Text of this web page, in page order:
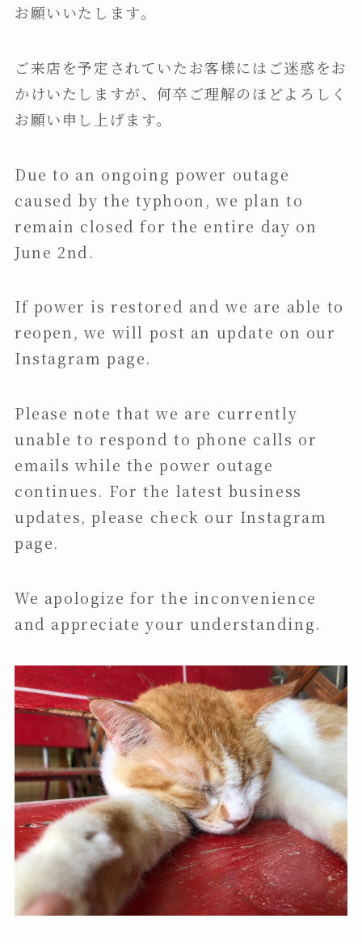
お願いいたします。
ご来店を予定されていたお客様にはご迷惑をお
かけいたしますが、何卒ご理解のほどよろしく
お願い申し上げます。
Due to an ongoing power outage
caused by the typhoon, we plan to
remain closed for the entire day on
June 2nd.
If power is restored and we are able to
reopen, we will post an update on our
Instagram page.
Please note that we are currently
unable to respond to phone calls or
emails while the power outage
continues. For the latest business
updates, please check our Instagram
page.
We apologize for the inconvenience
and appreciate your understanding.